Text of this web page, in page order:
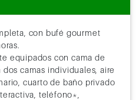
con bufé gourmet
equipados con cama de
camas individuales, aire
cuarto de baño privado
teléfono*,